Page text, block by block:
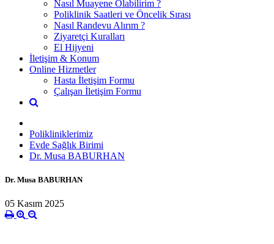
Nasıl Muayene Olabilirim ?
Poliklinik Saatleri ve Öncelik Sırası
Nasıl Randevu Alırım ?
Ziyaretçi Kuralları
El Hijyeni
İletişim & Konum
Online Hizmetler
Hasta İletişim Formu
Çalışan İletişim Formu
Polikliniklerimiz
Evde Sağlık Birimi
Dr. Musa BABURHAN
Dr. Musa BABURHAN
05 Kasım 2025